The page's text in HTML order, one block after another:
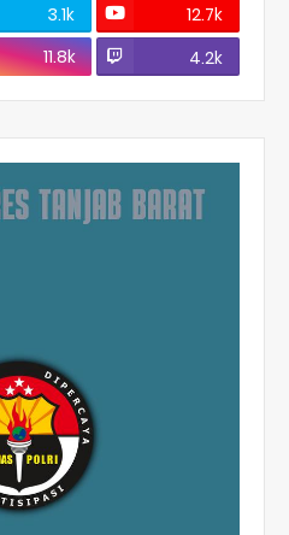
3.1k
12.7k
11.8k 4.2k